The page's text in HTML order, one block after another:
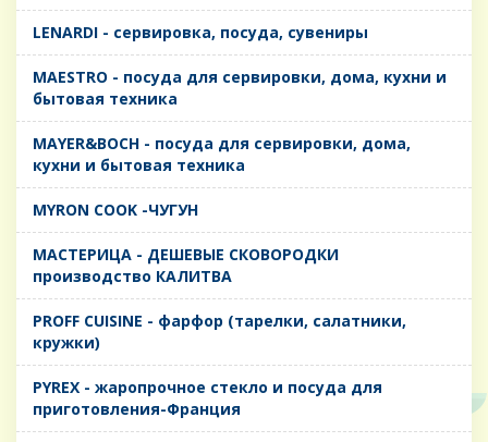
LENARDI - сервировка, посуда, сувениры
MAESTRO - посуда для сервировки, дома, кухни и
бытовая техника
MAYER&BOCH - посуда для сервировки, дома,
кухни и бытовая техника
MYRON COOK -ЧУГУН
MАСТЕРИЦА - ДЕШЕВЫЕ СКОВОРОДКИ
производство КАЛИТВА
PROFF CUISINE - фарфор (тарелки, салатники,
кружки)
PYREX - жаропрочное стекло и посуда для
приготовления-Франция